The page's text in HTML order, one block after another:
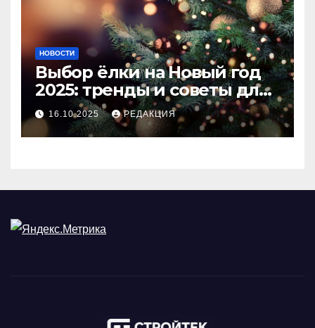
НОВОСТИ
Выбор ёлки на Новый год
2025: тренды и советы для
идеального праздника
16.10.2025 РЕДАКЦИЯ